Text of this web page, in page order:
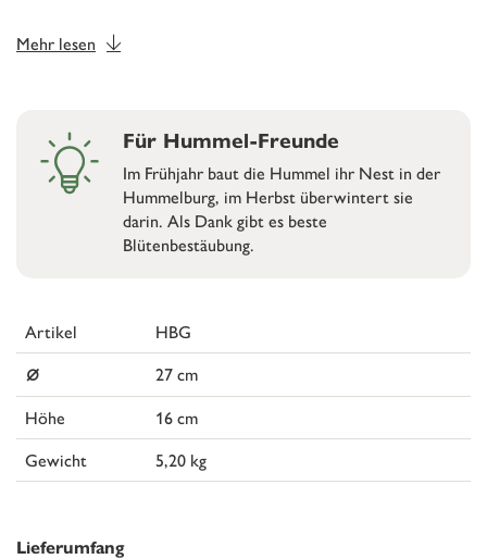
Mehr lesen
Für Hummel-Freunde
Im Frühjahr baut die Hummel ihr Nest in der
Hummelburg, im Herbst überwintert sie
darin. Als Dank gibt es beste
Blütenbestäubung.
Artikel HBG
⌀
27 cm
Höhe
16 cm
Gewicht
5,20 kg
Lieferumfang